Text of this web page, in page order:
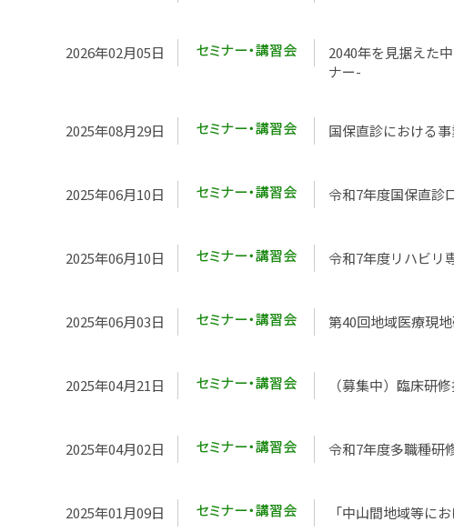
2026年02月05日
2040年を見据えた
ナー-
2025年08月29日 国保直診における
2025年06月10日 令和7年度国保直診
2025年06月10日 令和7年度リハビリ
2025年06月03日 第40回地域医療現
2025年04月21日 （募集中）臨床研
2025年04月02日 令和7年度多職種研
2025年01月09日 「中山間地域等に